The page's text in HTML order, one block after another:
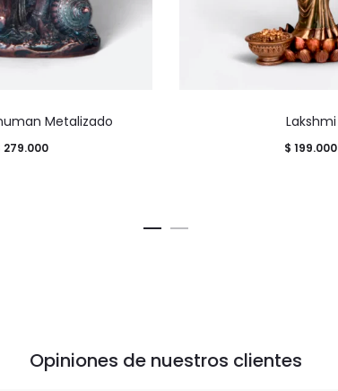
Metalizado
279.000
Lakshmi
$ 199.000
Opiniones de nuestros clientes